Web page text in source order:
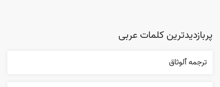
پربازدیدترین کلمات عربی
ترجمه ٱلوثاق